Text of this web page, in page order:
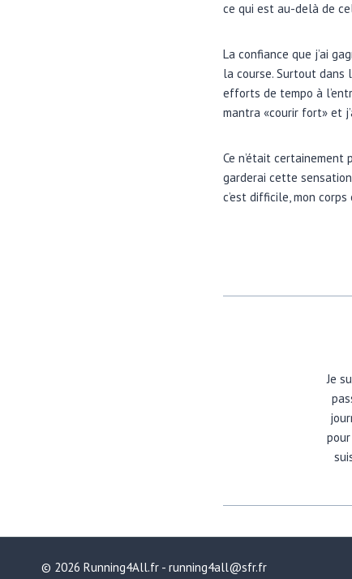
ce qui est au-delà de
La confiance que j’ai
la course. Surtout dans
efforts de tempo à
mantra «courir fort» et
Ce n’était
garderai cette
c’est difficile, mon
Je
© 2026 Running4All.fr - running4all@sfr.fr